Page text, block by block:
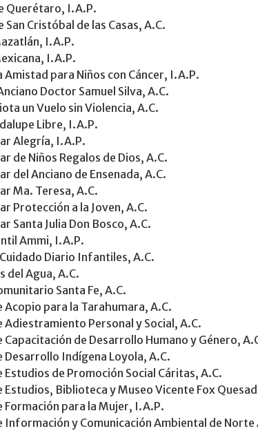
Querétaro, I.A.P.
San Cristóbal de las Casas, A.C.
I.A.P.
I.A.P.
Amistad para Niños con Cáncer, I.A.P.
Doctor Samuel Silva, A.C.
un Vuelo sin Violencia, A.C.
Libre, I.A.P.
Alegría, I.A.P.
de Niños Regalos de Dios, A.C.
del Anciano de Ensenada, A.C.
Ma. Teresa, A.C.
Protección a la Joven, A.C.
Santa Julia Don Bosco, A.C.
Ammi, I.A.P.
Diario Infantiles, A.C.
del Agua, A.C.
Santa Fe, A.C.
Acopio para la Tarahumara, A.C.
Adiestramiento Personal y Social, A.C.
Capacitación de Desarrollo Humano y Género,
Desarrollo Indígena Loyola, A.C.
Estudios de Promoción Social Cáritas, A.C.
Estudios, Biblioteca y Museo Vicente Fox
Formación para la Mujer, I.A.P.
Información y Comunicación Ambiental de Norte